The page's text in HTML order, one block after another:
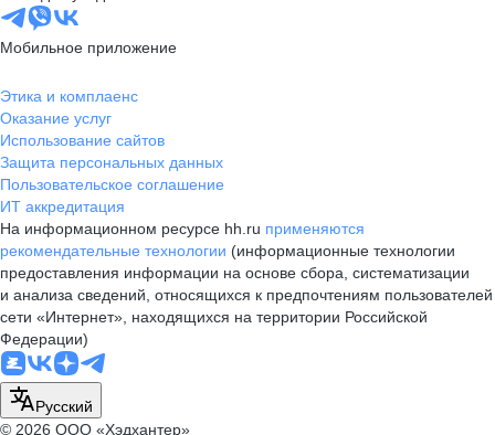
Мобильное приложение
Этика и комплаенс
Оказание услуг
Использование сайтов
Защита персональных данных
Пользовательское соглашение
ИТ аккредитация
На информационном ресурсе hh.ru применяются
рекомендательные технологии (информационные технологии
предоставления информации на основе сбора, систематизации
и анализа сведений, относящихся к предпочтениям пользователей
сети «Интернет», находящихся на территории Российской
Федерации)
Русский
© 2026 ООО «Хэдхантер»